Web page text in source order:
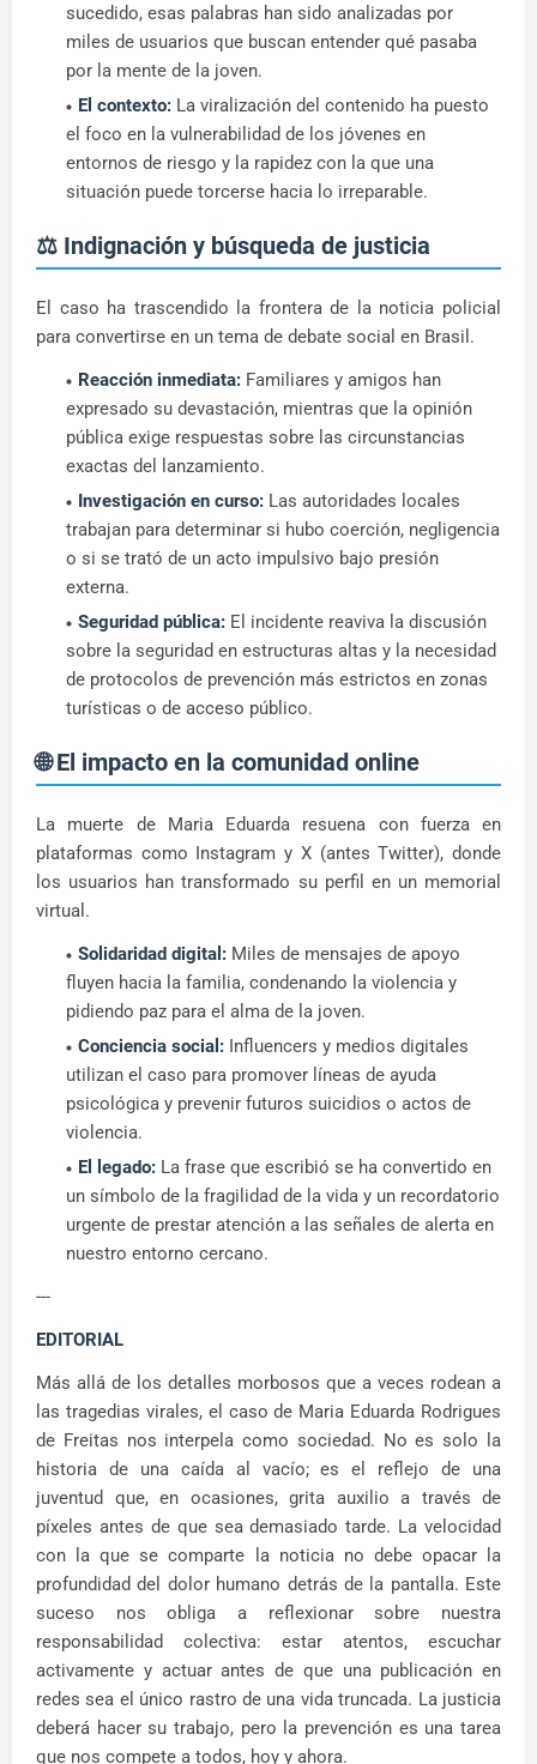
sucedido, esas palabras han sido analizadas por
miles de usuarios que buscan entender qué pasaba
por la mente de la joven.
El contexto: La viralización del contenido ha puesto
el foco en la vulnerabilidad de los jóvenes en
entornos de riesgo y la rapidez con la que una
situación puede torcerse hacia lo irreparable.
⚖️ Indignación y búsqueda de justicia
El caso ha trascendido la frontera de la noticia policial
para convertirse en un tema de debate social en Brasil.
Reacción inmediata: Familiares y amigos han
expresado su devastación, mientras que la opinión
pública exige respuestas sobre las circunstancias
exactas del lanzamiento.
Investigación en curso: Las autoridades locales
trabajan para determinar si hubo coerción, negligencia
o si se trató de un acto impulsivo bajo presión
externa.
Seguridad pública: El incidente reaviva la discusión
sobre la seguridad en estructuras altas y la necesidad
de protocolos de prevención más estrictos en zonas
turísticas o de acceso público.
🌐 El impacto en la comunidad online
La muerte de Maria Eduarda resuena con fuerza en
plataformas como Instagram y X (antes Twitter), donde
los usuarios han transformado su perfil en un memorial
virtual.
Solidaridad digital: Miles de mensajes de apoyo
fluyen hacia la familia, condenando la violencia y
pidiendo paz para el alma de la joven.
Conciencia social: Influencers y medios digitales
utilizan el caso para promover líneas de ayuda
psicológica y prevenir futuros suicidios o actos de
violencia.
El legado: La frase que escribió se ha convertido en
un símbolo de la fragilidad de la vida y un recordatorio
urgente de prestar atención a las señales de alerta en
nuestro entorno cercano.
---
EDITORIAL
Más allá de los detalles morbosos que a veces rodean a
las tragedias virales, el caso de Maria Eduarda Rodrigues
de Freitas nos interpela como sociedad. No es solo la
historia de una caída al vacío; es el reflejo de una
juventud que, en ocasiones, grita auxilio a través de
píxeles antes de que sea demasiado tarde. La velocidad
con la que se comparte la noticia no debe opacar la
profundidad del dolor humano detrás de la pantalla. Este
suceso nos obliga a reflexionar sobre nuestra
responsabilidad colectiva: estar atentos, escuchar
activamente y actuar antes de que una publicación en
redes sea el único rastro de una vida truncada. La justicia
deberá hacer su trabajo, pero la prevención es una tarea
que nos compete a todos, hoy y ahora.